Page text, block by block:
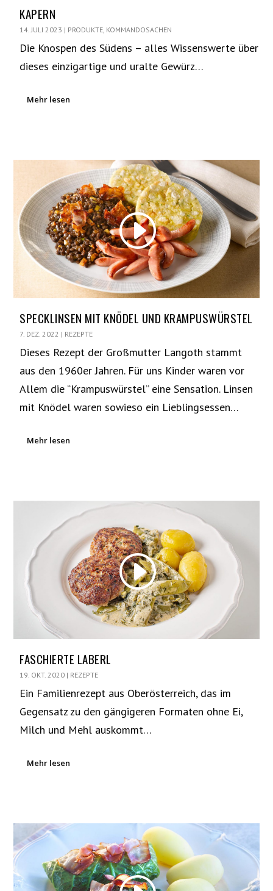
KAPERN
14. JULI 2023 | PRODUKTE, KOMMANDOSACHEN
Die Knospen des Südens – alles Wissenswerte über
dieses einzigartige und uralte Gewürz…
Mehr lesen
SPECKLINSEN MIT KNÖDEL UND KRAMPUSWÜRSTEL
7. DEZ. 2022 | REZEPTE
Dieses Rezept der Großmutter Langoth stammt
aus den 1960er Jahren. Für uns Kinder waren vor
Allem die “Krampuswürstel” eine Sensation. Linsen
mit Knödel waren sowieso ein Lieblingsessen…
Mehr lesen
FASCHIERTE LABERL
19. OKT. 2020 | REZEPTE
Ein Familienrezept aus Oberösterreich, das im
Gegensatz zu den gängigeren Formaten ohne Ei,
Milch und Mehl auskommt…
Mehr lesen